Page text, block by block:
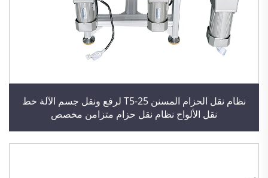
نظام نقل الحزام المسنن T5-25 لرفع ونقل جسم الآلة خط
نقل الألواح نظام نقل حزام متزامن مخصص